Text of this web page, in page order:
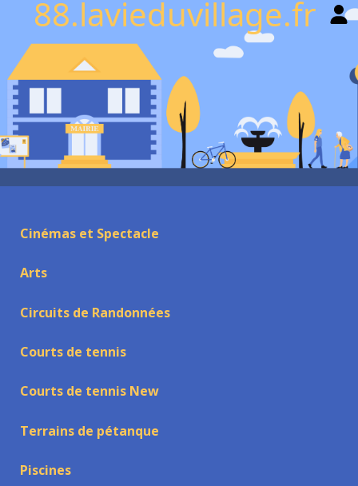
88.lavieduvillage.fr
Cinémas et Spectacle
Arts
Circuits de Randonnées
Courts de tennis
Courts de tennis New
Terrains de pétanque
Piscines